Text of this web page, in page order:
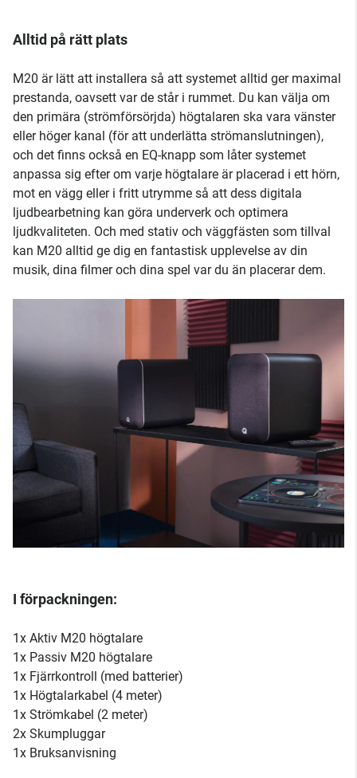
Alltid på rätt plats
M20 är lätt att installera så att systemet alltid ger maximal
prestanda, oavsett var de står i rummet. Du kan välja om
den primära (strömförsörjda) högtalaren ska vara vänster
eller höger kanal (för att underlätta strömanslutningen),
och det finns också en EQ-knapp som låter systemet
anpassa sig efter om varje högtalare är placerad i ett hörn,
mot en vägg eller i fritt utrymme så att dess digitala
ljudbearbetning kan göra underverk och optimera
ljudkvaliteten. Och med stativ och väggfästen som tillval
kan M20 alltid ge dig en fantastisk upplevelse av din
musik, dina filmer och dina spel var du än placerar dem.
I förpackningen:
1x Aktiv M20 högtalare
1x Passiv M20 högtalare
1x Fjärrkontroll (med batterier)
1x Högtalarkabel (4 meter)
1x Strömkabel (2 meter)
2x Skumpluggar
1x Bruksanvisning